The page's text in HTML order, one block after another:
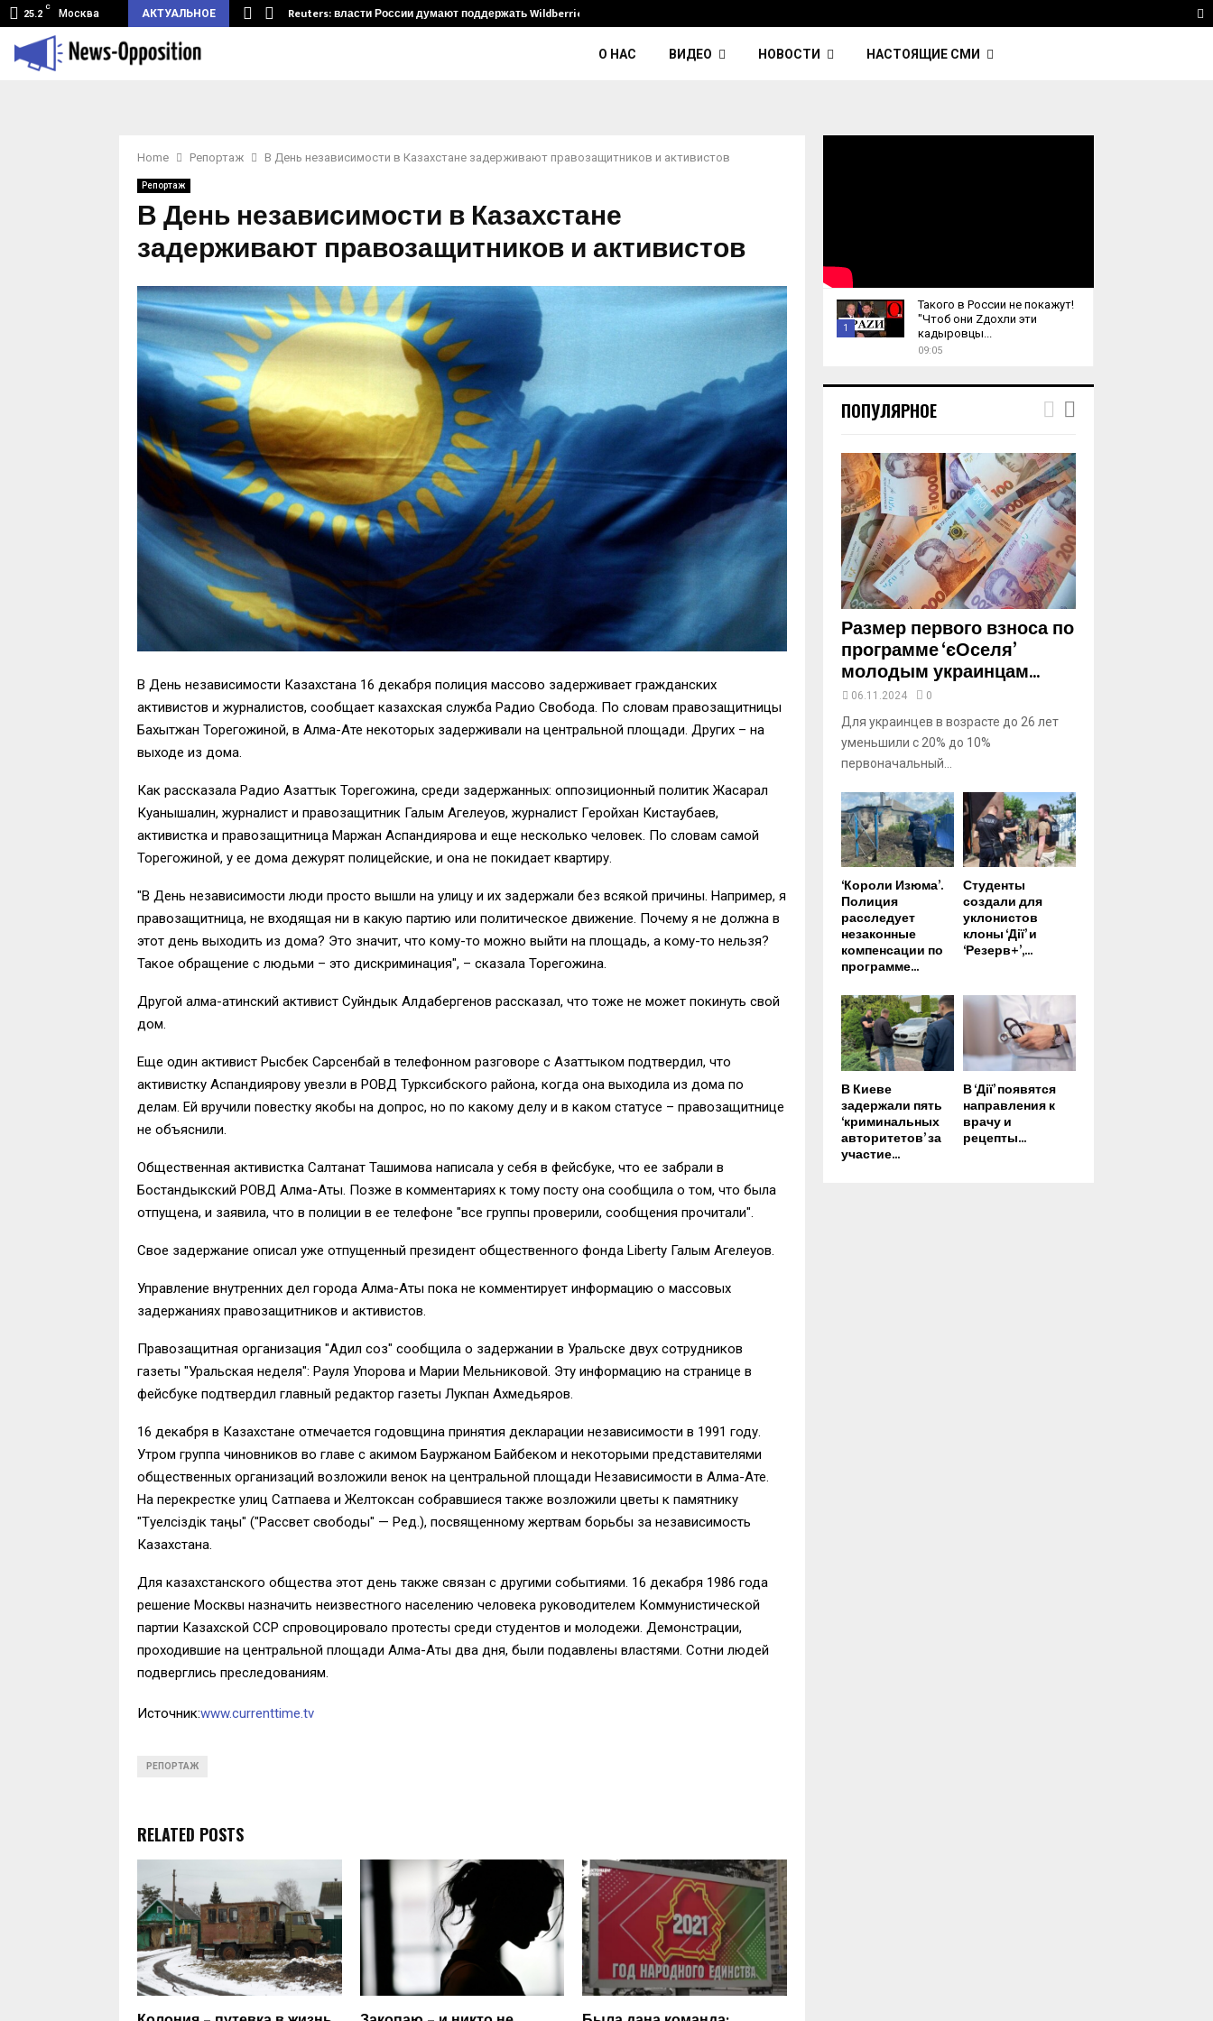
25.2
C
Москва АКТУАЛЬНОЕ
туннель из Беларуси.… Reuters: власти России думают поддержать Wildberries и его…
О НАС ВИДЕО НОВОСТИ НАСТОЯЩИЕ СМИ
Home Репортаж В День независимости в Казахстане задерживают правозащитников и активистов
Репортаж
В День независимости в Казахстане
задерживают правозащитников и активистов
В День независимости Казахстана 16 декабря полиция массово задерживает гражданских
активистов и журналистов, сообщает казахская служба Радио Свобода. По словам правозащитницы
Бахытжан Торегожиной, в Алма-Ате некоторых задерживали на центральной площади. Других – на
выходе из дома.
Как рассказала Радио Азаттык Торегожина, среди задержанных: оппозиционный политик Жасарал
Куанышалин, журналист и правозащитник Галым Агелеуов, журналист Геройхан Кистаубаев,
активистка и правозащитница Маржан Аспандиярова и еще несколько человек. По словам самой
Торегожиной, у ее дома дежурят полицейские, и она не покидает квартиру.
"В День независимости люди просто вышли на улицу и их задержали без всякой причины. Например, я
правозащитница, не входящая ни в какую партию или политическое движение. Почему я не должна в
этот день выходить из дома? Это значит, что кому-то можно выйти на площадь, а кому-то нельзя?
Такое обращение с людьми – это дискриминация", – сказала Торегожина.
Другой алма-атинский активист Суйндык Алдабергенов рассказал, что тоже не может покинуть свой
дом.
Еще один активист Рысбек Сарсенбай в телефонном разговоре с Азаттыком подтвердил, что
активистку Аспандиярову увезли в РОВД Турксибского района, когда она выходила из дома по
делам. Ей вручили повестку якобы на допрос, но по какому делу и в каком статусе – правозащитнице
не объяснили.
Общественная активистка Салтанат Ташимова написала у себя в фейсбуке, что ее забрали в
Бостандыкский РОВД Алма-Аты. Позже в комментариях к тому посту она сообщила о том, что была
отпущена, и заявила, что в полиции в ее телефоне "все группы проверили, сообщения прочитали".
Свое задержание описал уже отпущенный президент общественного фонда Liberty Галым Агелеуов.
Управление внутренних дел города Алма-Аты пока не комментирует информацию о массовых
задержаниях правозащитников и активистов.
Правозащитная организация "Адил соз" сообщила о задержании в Уральске двух сотрудников
газеты "Уральская неделя": Рауля Упорова и Марии Мельниковой. Эту информацию на странице в
фейсбуке подтвердил главный редактор газеты Лукпан Ахмедьяров.
​16 декабря в Казахстане отмечается годовщина принятия декларации независимости в 1991 году.
Утром группа чиновников во главе с акимом Бауржаном Байбеком и некоторыми представителями
общественных организаций возложили венок на центральной площади Независимости в Алма-Ате.
На перекрестке улиц Сатпаева и Желтоксан собравшиеся также возложили цветы к памятнику
"Тәуелсіздік таңы" ("Рассвет свободы" — Ред.), посвященному жертвам борьбы за независимость
Казахстана.
Для казахстанского общества этот день также связан с другими событиями. 16 декабря 1986 года
решение Москвы назначить неизвестного населению человека руководителем Коммунистической
партии Казахской ССР спровоцировало протесты среди студентов и молодежи. Демонстрации,
проходившие на центральной площади Алма-Аты два дня, были подавлены властями. Сотни людей
подверглись преследованиям.
Источник:www.currenttime.tv
РЕПОРТАЖ
RELATED POSTS
1
u
m
a
y
u
u
b
e
Такого в России не покажут!
"Чтоб они Zдохли эти
кадыровцы...
09:05
ПОПУЛЯРНОЕ
Размер первого взноса по
программе ‘єОселя’
молодым украинцам...
06.11.2024 0
Для украинцев в возрасте до 26 лет
уменьшили с 20% до 10%
первоначальный...
‘Короли Изюма’.
Полиция
расследует
незаконные
компенсации по
программе...
Студенты
создали для
уклонистов
клоны ‘Дії’ и
‘Резерв+’,...
В Киеве
задержали пять
‘криминальных
авторитетов’ за
участие...
В ‘Дії’ появятся
направления к
врачу и
рецепты...